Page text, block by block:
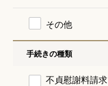
その他
手続きの種類
不貞慰謝料請求